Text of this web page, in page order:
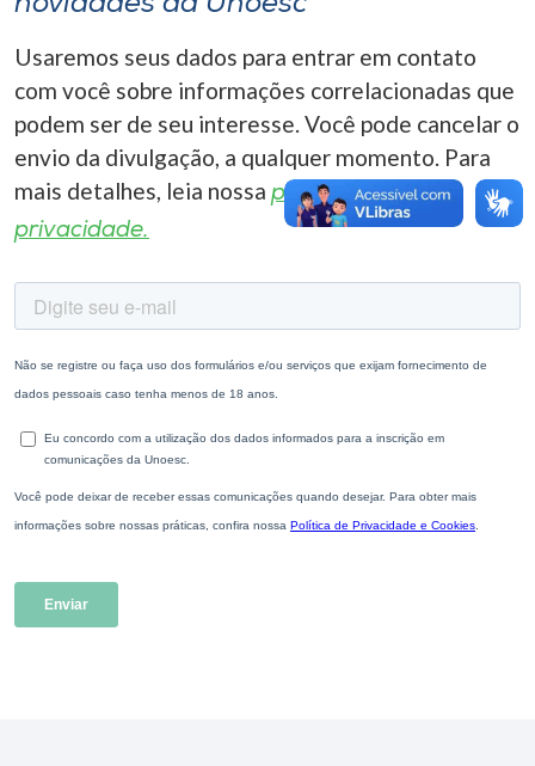
Usaremos seus dados para entrar em contato
com você sobre informações correlacionadas que
podem ser de seu interesse. Você pode cancelar o
envio da divulgação, a qualquer momento. Para
mais detalhes, leia nossa política de
privacidade.